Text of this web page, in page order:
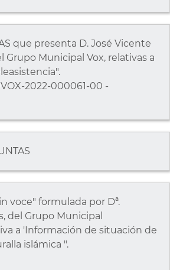
que presenta D. José Vicente
Grupo Municipal Vox, relativas a
2022-000061-00 -
voce" formulada por Dª.
del Grupo Municipal
a 'Información de situación de
islámica ".